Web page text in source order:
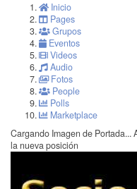
Inicio
Pages
Grupos
Eventos
Videos
Audio
Fotos
People
Polls
Marketplace
Cargando Imagen de Portada...
la nueva posición